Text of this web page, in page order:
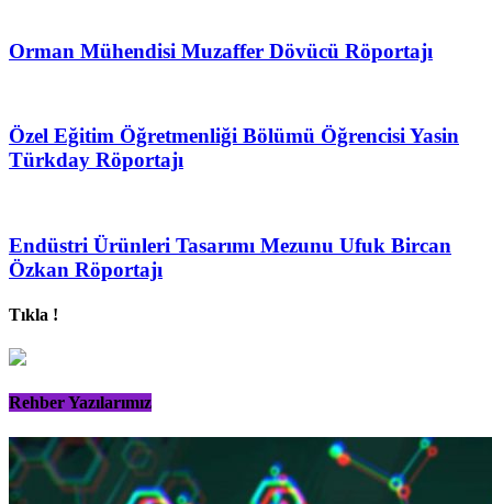
Orman Mühendisi Muzaffer Dövücü Röportajı
Özel Eğitim Öğretmenliği Bölümü Öğrencisi Yasin
Türkday Röportajı
Endüstri Ürünleri Tasarımı Mezunu Ufuk Bircan
Özkan Röportajı
Tıkla !
Rehber Yazılarımız